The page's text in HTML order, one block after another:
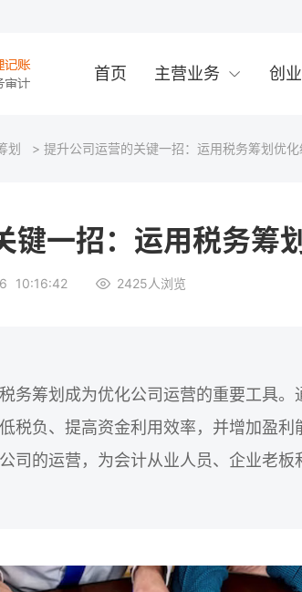
首页 主营业务 创
划 > 提升公司运营的关键一招：运用税务筹划优化
键一招：运用税务筹
10:16:42 2425 人浏览
务筹划成为优化公司运营的重要工具。
税负、提高资金利用效率，并增加盈利
司的运营，为会计从业人员、企业老板